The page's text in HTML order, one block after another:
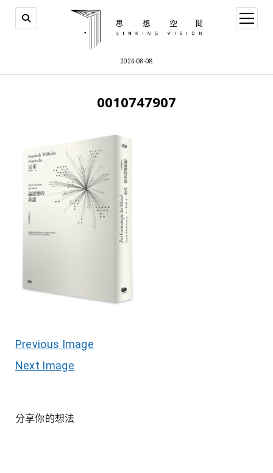
2026-08-08
open
menu
0010747907
Previous Image
Next Image
分享你的想法